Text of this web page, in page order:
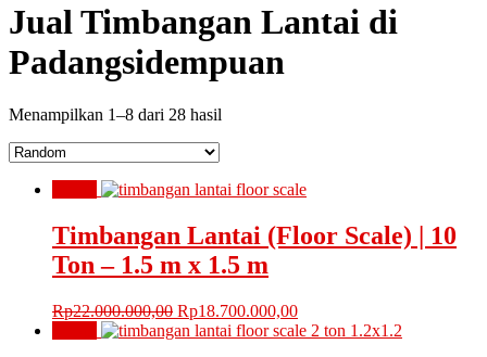
Jual Timbangan Lantai di
Padangsidempuan
Menampilkan 1–8 dari 28 hasil
Timbangan Lantai (Floor Scale) | 10
Ton – 1.5 m x 1.5 m
Rp22.000.000,00 Harga
aslinya
Rp18.700.000,00Harga
saat